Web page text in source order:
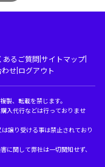
あるご質問|サイトマップ|
わせ|ログアウト
製、転載を禁じます。
入代行などは行っておりませ
譲り受ける事は禁止されており
に関して弊社は一切関知せず、